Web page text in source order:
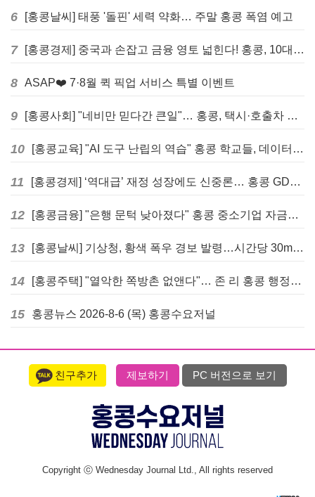
6 [홍콩날씨] 태풍 '돌핀' 세력 약화… 주말 홍콩 폭염 예고
7 [홍콩경제] 중국과 손잡고 금융 영토 넓힌다! 홍콩, 10대 신규 정책 발표
8 ASAP❤️ 7·8월 퀵 픽업 서비스 특별 이벤트
9 [홍콩사회] "네비만 믿다간 큰일"… 홍콩, 택시·호출차 통합 시험 도입하며 규제 본격화
10 [홍콩교육] "AI 도구 난립의 역습" 홍콩 학교들, 데이터 고립에 교육 효과 평가 비상
11 [홍콩경제] ‘역대급’ 재정 성장에도 신중론… 홍콩 GDP 전망 상향 속 “지정학적 리스크 경계”
12 [홍콩금융] "은행 문턱 낮아졌다" 홍콩 중소기업 자금줄 숨통 트이나… HKMA "2분기 신용 조건 안정적"
13 [홍콩날씨] 기상청, 황색 폭우 경보 발령…시간당 30mm 이상 강우 예보
14 [홍콩주택] "열악한 쪽방촌 없앤다"… 존 리 홍콩 행정장관, 4년 내 단계적 폐지 선언
15 홍콩뉴스 2026-8-6 (목) 홍콩수요저널
친구추가 제보하기 PC 버전으로 보기
Copyright ⓒ Wednesday Journal Ltd., All rights reserved